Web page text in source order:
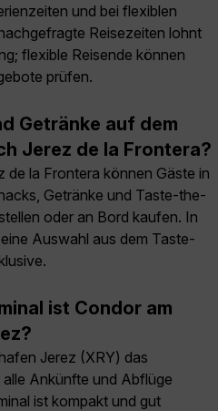
und bei flexiblen
Reisezeiten lohnt
flexible Reisende können
prüfen.
Getränke auf dem
Jerez de la Frontera?
de la Frontera können Gäste in
Getränke und Taste-the-
oder an Bord kaufen. In
Auswahl aus dem Taste-
ist Condor am
Jerez (XRY) das
Ankünfte und Abflüge
ist kompakt und gut